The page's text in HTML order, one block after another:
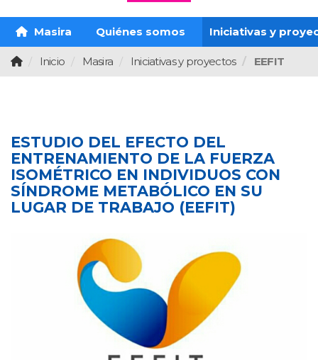
Masira Quiénes somos Iniciativas y
Inicio Masira Iniciativas y proyectos EEFIT
ESTUDIO DEL EFECTO DEL
ENTRENAMIENTO DE LA FUERZA
ISOMÉTRICO EN INDIVIDUOS CON
SÍNDROME METABÓLICO EN SU
LUGAR DE TRABAJO (EEFIT)